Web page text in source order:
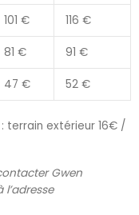
101 € 116 €
81 € 91 €
47 € 52 €
terrain extérieur 16€ /
Gwen